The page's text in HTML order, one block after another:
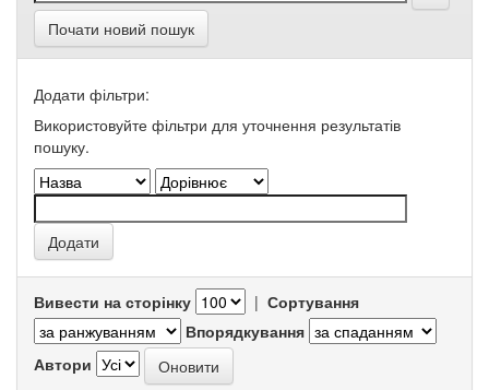
Почати новий пошук
Додати фільтри:
Використовуйте фільтри для уточнення результатів
пошуку.
Вивести на сторінку | Сортування
Впорядкування
Автори